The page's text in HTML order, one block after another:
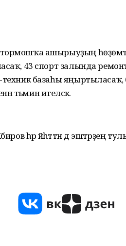
ашырыуҙың
43 спорт залында
техник базаһы
ителәсәк.
һәр йәһәттән дә эштәрҙең